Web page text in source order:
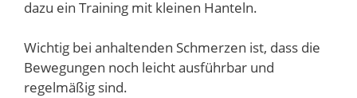
dazu ein Training mit kleinen Hanteln.
Wichtig bei anhaltenden Schmerzen ist, dass die
Bewegungen noch leicht ausführbar und
regelmäßig sind.